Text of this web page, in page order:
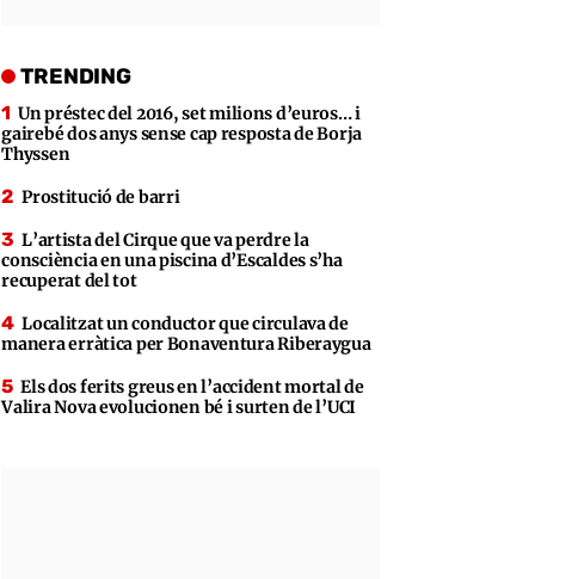
TRENDING
Un préstec del 2016, set milions d’euros… i
gairebé dos anys sense cap resposta de Borja
Thyssen
Prostitució de barri
L’artista del Cirque que va perdre la
consciència en una piscina d’Escaldes s’ha
recuperat del tot
Localitzat un conductor que circulava de
manera erràtica per Bonaventura Riberaygua
Els dos ferits greus en l’accident mortal de
Valira Nova evolucionen bé i surten de l’UCI